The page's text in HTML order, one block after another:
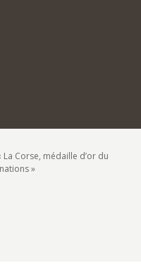
La Corse, médaille d’or du
»